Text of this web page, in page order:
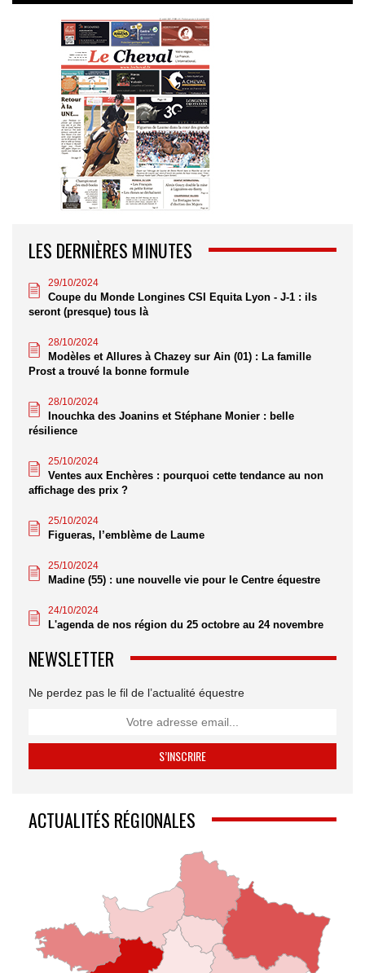
LES DERNIÈRES MINUTES
29/10/2024
Coupe du Monde Longines CSI Equita Lyon - J-1 : ils
seront (presque) tous là
28/10/2024
Modèles et Allures à Chazey sur Ain (01) : La famille
Prost a trouvé la bonne formule
28/10/2024
Inouchka des Joanins et Stéphane Monier : belle
résilience
25/10/2024
Ventes aux Enchères : pourquoi cette tendance au non
affichage des prix ?
25/10/2024
Figueras, l’emblème de Laume
25/10/2024
Madine (55) : une nouvelle vie pour le Centre équestre
24/10/2024
L'agenda de nos région du 25 octobre au 24 novembre
NEWSLETTER
Ne perdez pas le fil de l’actualité équestre
ACTUALITÉS RÉGIONALES